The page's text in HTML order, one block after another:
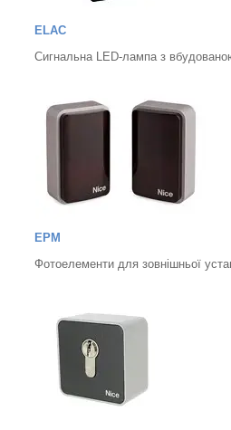
ELAC
Сигнальна LED-лампа з
EPM
Фотоелементи для зовнішньої